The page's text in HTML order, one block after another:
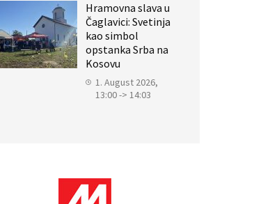
Hramovna slava u
Čaglavici: Svetinja
kao simbol
opstanka Srba na
Kosovu
1. August 2026,
13:00 -> 14:03